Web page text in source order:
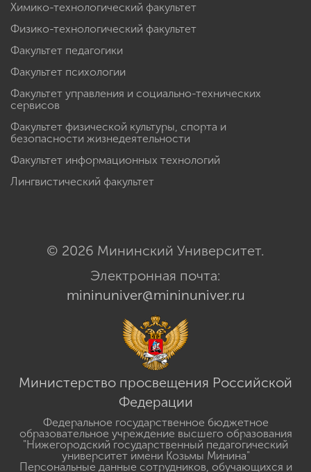
Естественно-географический факультет
Химико-технологический факультет
Физико-технологический факультет
Факультет педагогики
Факультет психологии
сервисов
безопасности жизнедеятельности
Факультет информационных технологий
© 2026 Мининский Университет.
Электронная почта:
mininuniver@mininuniver.ru
Министерство просвещения Российской
Федерации
Федеральное государственное бюджетное
образовательное учреждение высшего образования
"Нижегородский государственный педагогический